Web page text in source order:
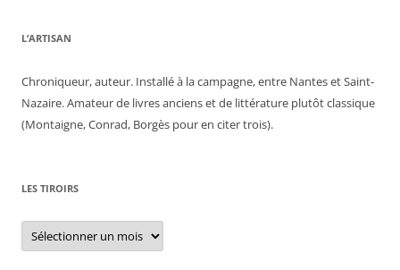
L’ARTISAN
Chroniqueur, auteur. Installé à la campagne, entre Nantes et Saint-
Nazaire. Amateur de livres anciens et de littérature plutôt classique
(Montaigne, Conrad, Borgès pour en citer trois).
LES TIROIRS
Les
tiroirs